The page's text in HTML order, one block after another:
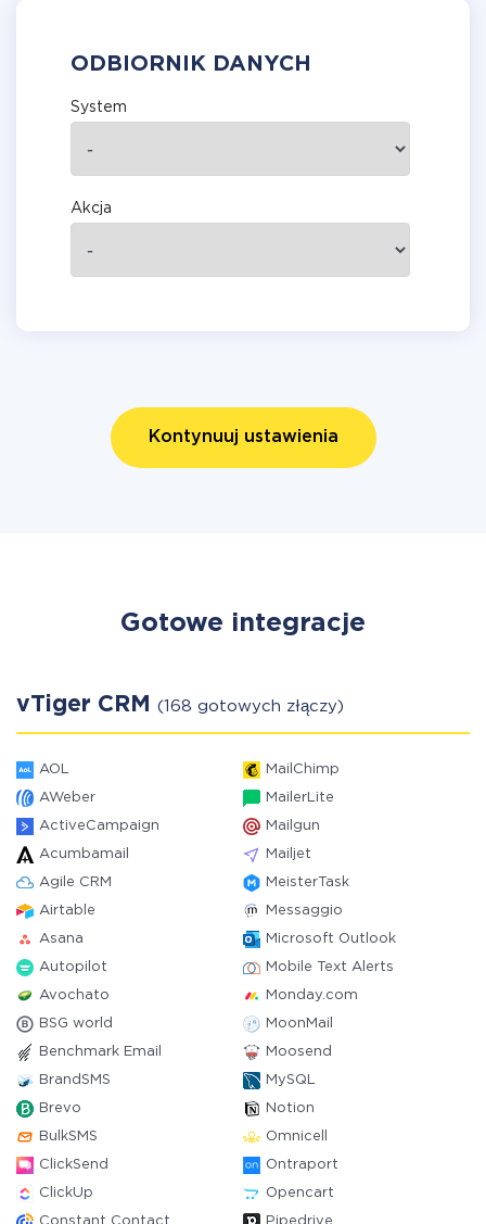
ODBIORNIK DANYCH
System
Akcja
Kontynuuj ustawienia
Gotowe integracje
vTiger CRM (168 gotowych złączy)
AOL MailChimp
AWeber MailerLite
ActiveCampaign Mailgun
Acumbamail Mailjet
Agile CRM MeisterTask
Airtable Messaggio
Asana Microsoft Outlook
Autopilot Mobile Text Alerts
Avochato Monday.com
BSG world MoonMail
Benchmark Email Moosend
BrandSMS MySQL
Brevo Notion
BulkSMS Omnicell
ClickSend Ontraport
ClickUp Opencart
Constant Contact Pipedrive